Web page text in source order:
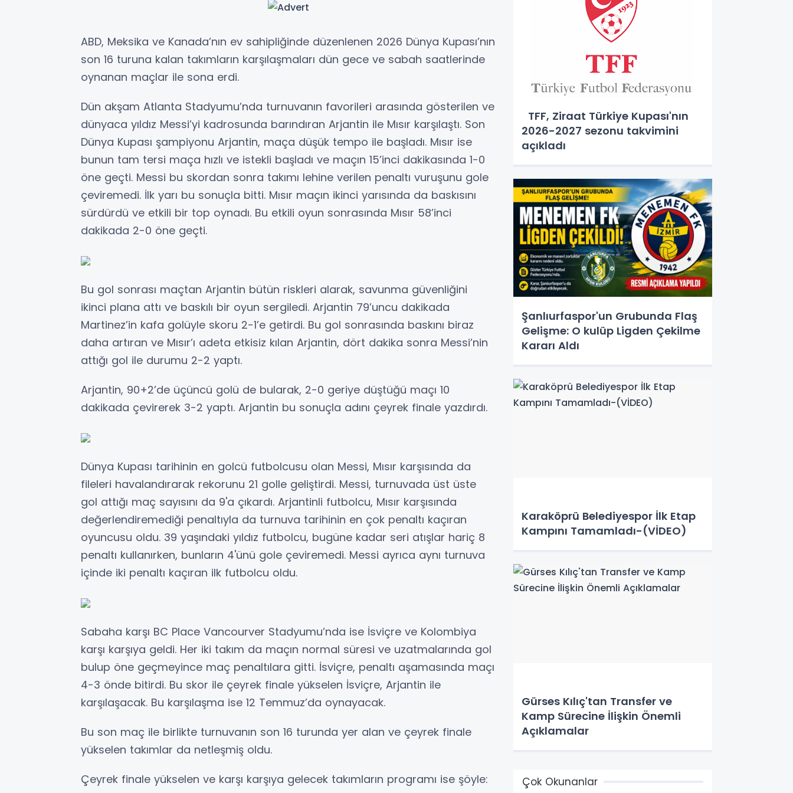
ABD, Meksika ve Kanada’nın ev sahipliğinde düzenlenen 2026 Dünya Kupası’nın
son 16 turuna kalan takımların karşılaşmaları dün gece ve sabah saatlerinde
oynanan maçlar ile sona erdi.
Dün akşam Atlanta Stadyumu’nda turnuvanın favorileri arasında gösterilen ve
dünyaca yıldız Messi’yi kadrosunda barındıran Arjantin ile Mısır karşılaştı. Son
Dünya Kupası şampiyonu Arjantin, maça düşük tempo ile başladı. Mısır ise
bunun tam tersi maça hızlı ve istekli başladı ve maçın 15’inci dakikasında 1-0
öne geçti. Messi bu skordan sonra takımı lehine verilen penaltı vuruşunu gole
çeviremedi. İlk yarı bu sonuçla bitti. Mısır maçın ikinci yarısında da baskısını
sürdürdü ve etkili bir top oynadı. Bu etkili oyun sonrasında Mısır 58’inci
dakikada 2-0 öne geçti.
Bu gol sonrası maçtan Arjantin bütün riskleri alarak, savunma güvenliğini
ikinci plana attı ve baskılı bir oyun sergiledi. Arjantin 79’uncu dakikada
Martinez’in kafa golüyle skoru 2-1’e getirdi. Bu gol sonrasında baskını biraz
daha artıran ve Mısır’ı adeta etkisiz kılan Arjantin, dört dakika sonra Messi’nin
attığı gol ile durumu 2-2 yaptı.
Arjantin, 90+2’de üçüncü golü de bularak, 2-0 geriye düştüğü maçı 10
dakikada çevirerek 3-2 yaptı. Arjantin bu sonuçla adını çeyrek finale yazdırdı.
Dünya Kupası tarihinin en golcü futbolcusu olan Messi, Mısır karşısında da
fileleri havalandırarak rekorunu 21 golle geliştirdi. Messi, turnuvada üst üste
gol attığı maç sayısını da 9'a çıkardı. Arjantinli futbolcu, Mısır karşısında
değerlendiremediği penaltıyla da turnuva tarihinin en çok penaltı kaçıran
oyuncusu oldu. 39 yaşındaki yıldız futbolcu, bugüne kadar seri atışlar hariç 8
penaltı kullanırken, bunların 4'ünü gole çeviremedi. Messi ayrıca aynı turnuva
içinde iki penaltı kaçıran ilk futbolcu oldu.
Sabaha karşı BC Place Vancourver Stadyumu’nda ise İsviçre ve Kolombiya
karşı karşıya geldi. Her iki takım da maçın normal süresi ve uzatmalarında gol
bulup öne geçmeyince maç penaltılara gitti. İsviçre, penaltı aşamasında maçı
4-3 önde bitirdi. Bu skor ile çeyrek finale yükselen İsviçre, Arjantin ile
karşılaşacak. Bu karşılaşma ise 12 Temmuz’da oynayacak.
Bu son maç ile birlikte turnuvanın son 16 turunda yer alan ve çeyrek finale
yükselen takımlar da netleşmiş oldu.
Çeyrek finale yükselen ve karşı karşıya gelecek takımların programı ise şöyle:
TFF, Ziraat Türkiye Kupası'nın
2026-2027 sezonu takvimini
açıkladı
Şanlıurfaspor'un Grubunda Flaş
Gelişme: O kulüp Ligden Çekilme
Kararı Aldı
Karaköprü Belediyespor İlk Etap
Kampını Tamamladı-(VİDEO)
Gürses Kılıç'tan Transfer ve
Kamp Sürecine İlişkin Önemli
Açıklamalar
Çok Okunanlar